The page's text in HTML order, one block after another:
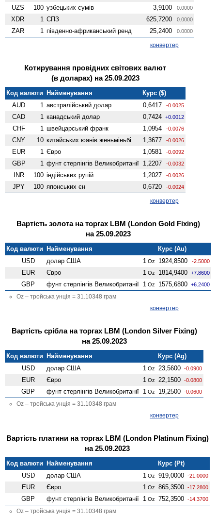
UZS 100 узбецьких сумів 3,9100 0.0000
XDR 1 СПЗ 625,7200 0.0000
ZAR 1 південно-африканський ренд 25,2400 0.0000
конвертер
Котирування провідних світових валют
(в доларах) на 25.09.2023
Код валюти Найменування
Курс ($)
AUD
1 австралійський долар 0,6417 -0.0025
CAD 1 канадський долар 0,7424 +0.0012
CHF 1 швейцарський франк 1,0954 -0.0076
CNY 10 китайських юанів женьмiньбi 1,3677 -0.0026
EUR 1 Євро 1,0581 -0.0092
GBP 1 фунт стерлінгів Велико­британії 1,2207 -0.0032
INR 100 індійських рупій 1,2027 -0.0026
JPY 100 японських єн 0,6720 -0.0024
конвертер
Вартість золота на торгах LBM (London Gold Fixing)
на 25.09.2023
Код валюти Найменування
Курс (Au)
USD
долар США 1 Oz 1924,8500 -2.5000
EUR Євро 1 Oz 1814,9400 +7.8600
GBP фунт стерлінгів Велико­британії 1 Oz 1575,6800 +6.2400
Oz – тройська унція = 31.10348 грам
конвертер
Вартість срібла на торгах LBM (London Silver Fixing)
на 25.09.2023
Код валюти Найменування
Курс (Ag)
USD
долар США 1 Oz 23,5600 -0.0900
EUR Євро 1 Oz 22,1500 -0.0800
GBP фунт стерлінгів Велико­британії 1 Oz 19,2500 -0.0600
Oz – тройська унція = 31.10348 грам
конвертер
Вартість платини на торгах LBM (London Platinum Fixing)
на 25.09.2023
Код валюти Найменування
Курс (Pt)
USD
долар США 1 Oz 919,0000 -21.0000
EUR Євро 1 Oz 865,3500 -17.2800
GBP фунт стерлінгів Велико­британії 1 Oz 752,3500 -14.3700
Oz – тройська унція = 31.10348 грам